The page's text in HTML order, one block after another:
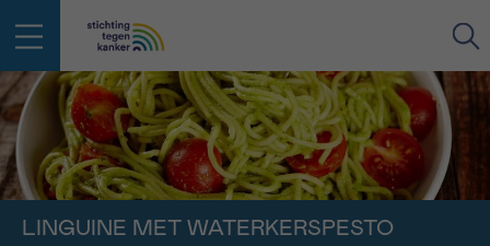
LINGUINE MET WATERKERSPESTO
EMAIL
IN DE STRIJD TEGEN KANKER STA
JE NIET ALLEEN
Professionele medewerkers beantwoorden je vragen
geen enkele diagnose
TERUG